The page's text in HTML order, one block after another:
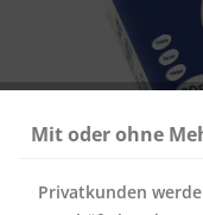
Mit oder ohne
Privatkunden